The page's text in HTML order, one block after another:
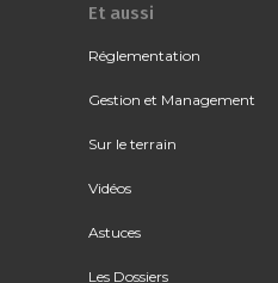
Et aussi
Réglementation
Gestion et Management
Sur le terrain
Vidéos
Astuces
Les Dossiers